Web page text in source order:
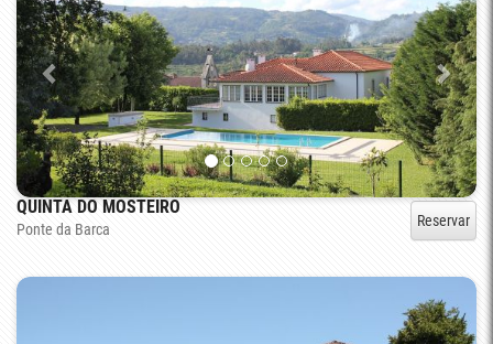
QUINTA DO MOSTEIRO
Ponte da Barca Reservar